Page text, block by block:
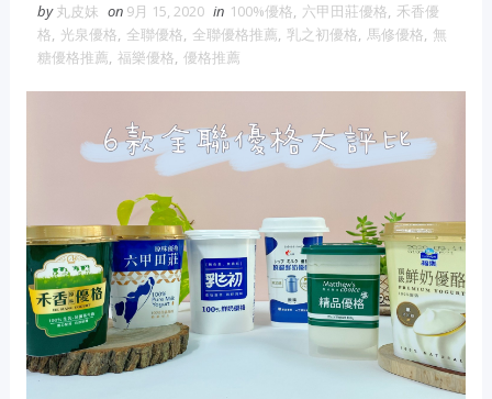
by 丸皮妹 on 9月 15, 2020 in 100%優格, 六甲田莊優格, 禾香優
格, 光泉優格, 全聯優格, 全聯優格推薦, 乳之初優格, 馬修優格, 無
糖優格推薦, 福樂優格, 優格推薦